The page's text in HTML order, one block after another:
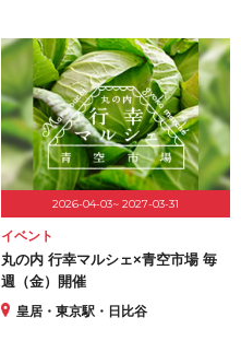
2026-04-03~ 2027-03-31
イベント
丸の内 行幸マルシェ×青空市場 毎
週（金）開催
皇居・東京駅・日比谷